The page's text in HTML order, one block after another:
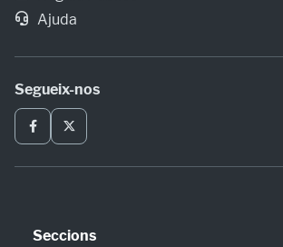
Ajuda
Segueix-nos
Seccions